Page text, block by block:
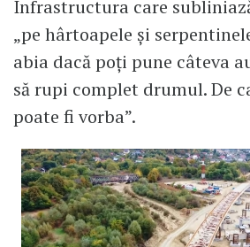
Infrastructura care
„pe hârtoapele și
abia dacă poți pune câteva
să rupi complet drumul. De
poate fi vorba”.